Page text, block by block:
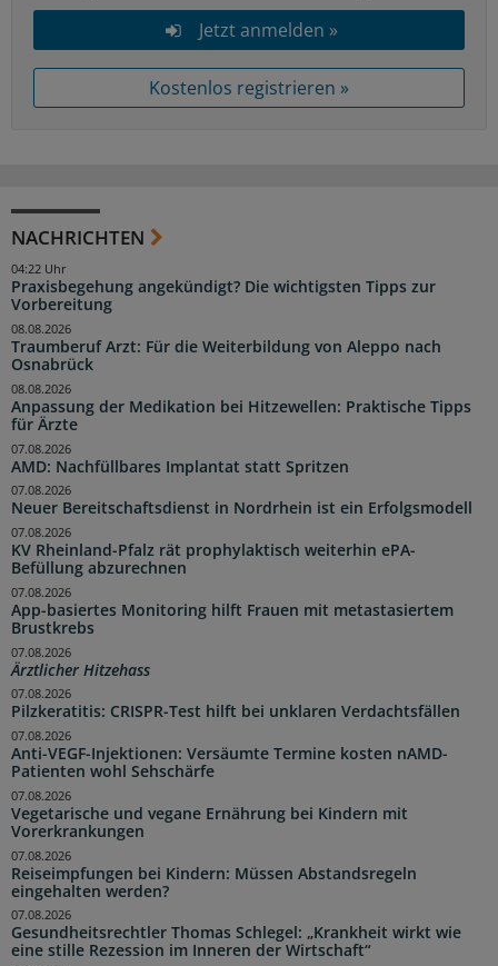
Jetzt anmelden »
Kostenlos registrieren »
NACHRICHTEN
Praxisbegehung angekündigt? Die wichtigsten Tipps zur
Vorbereitung
04:22 Uhr
Traumberuf Arzt: Für die Weiterbildung von Aleppo nach
Osnabrück
08.08.2026
Anpassung der Medikation bei Hitzewellen: Praktische Tipps
für Ärzte
08.08.2026
AMD: Nachfüllbares Implantat statt Spritzen
07.08.2026
Neuer Bereitschaftsdienst in Nordrhein ist ein Erfolgsmodell
07.08.2026
KV Rheinland-Pfalz rät prophylaktisch weiterhin ePA-
Befüllung abzurechnen
07.08.2026
App-basiertes Monitoring hilft Frauen mit metastasiertem
Brustkrebs
07.08.2026
Ärztlicher Hitzehass
07.08.2026
Pilzkeratitis: CRISPR-Test hilft bei unklaren Verdachtsfällen
07.08.2026
Anti-VEGF-Injektionen: Versäumte Termine kosten nAMD-
Patienten wohl Sehschärfe
07.08.2026
Vegetarische und vegane Ernährung bei Kindern mit
Vorerkrankungen
07.08.2026
Reiseimpfungen bei Kindern: Müssen Abstandsregeln
eingehalten werden?
07.08.2026
Gesundheitsrechtler Thomas Schlegel: „Krankheit wirkt wie
eine stille Rezession im Inneren der Wirtschaft“
07.08.2026